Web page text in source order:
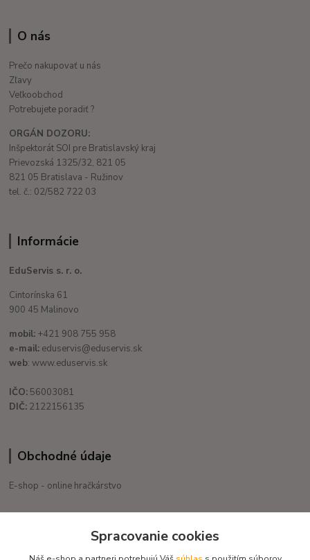
O nás
Prečo nakupovať u nás
Zľavy
Veľkoobchod
Potrebujete poradiť ?
ORGÁN DOZORU:
Inšpektorát SOI pre Bratislavský kraj
Prievozská 1325/32, 821 05
821 05 Bratislava - Ružinov
tel. č.: 02/582 722 03
Informácie
EduServis s. r. o.
Cintorínska 61
900 45 Malinovo
mobil: +421 908 755 958
e-mail: eduservis@eduservis.sk
web: www.eduservis.sk
IČO: 56003081
DIČ: 2122156135
Obchodné údaje
E-shop - online hračkárstvo
Po. - Pia. od 9:00 hod. - 16:00 hod.Spracovanie cookies